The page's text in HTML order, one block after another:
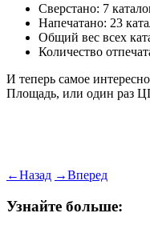
Сверстано: 7
Напечатано: 23
Общий вес всех
Количество
И теперь самое
Площадь, или один раз
←Назад →Вперед
Узнайте больше: